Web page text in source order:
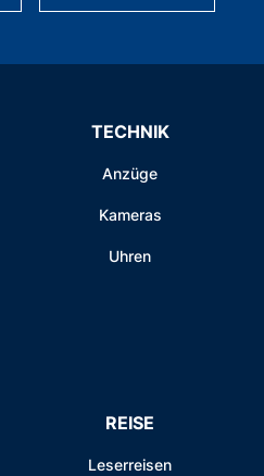
TECHNIK
Anzüge
Kameras
Uhren
REISE
Leserreisen